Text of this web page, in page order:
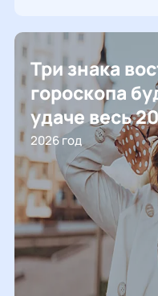
Три знака
гороскопа
удаче весь
2026 год